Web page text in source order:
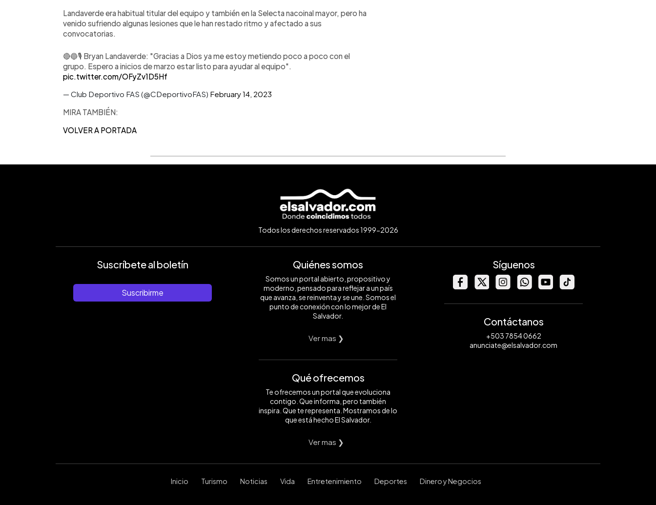
Landaverde era habitual titular del equipo y también en la Selecta nacoinal mayor, pero ha
venido sufriendo algunas lesiones que le han restado ritmo y afectado a sus
convocatorias.
🔴🔵🎙 Bryan Landaverde: "Gracias a Dios ya me estoy metiendo poco a poco con el
grupo. Espero a inicios de marzo estar listo para ayudar al equipo".
pic.twitter.com/OFyZv1D5Hf
— Club Deportivo FAS (@CDeportivoFAS) February 14, 2023
MIRA TAMBIÉN:
VOLVER A PORTADA
Todos los derechos reservados 1999-2026
Suscríbete al boletín
Suscribirme
Quiénes somos
Somos un portal abierto, propositivo y
moderno, pensado para reflejar a un país
que avanza, se reinventa y se une. Somos el
punto de conexión con lo mejor de El
Salvador.
Ver mas ❯
Qué ofrecemos
Te ofrecemos un portal que evoluciona
contigo. Que informa, pero también
inspira. Que te representa. Mostramos de lo
que está hecho El Salvador.
Ver mas ❯
Síguenos
Contáctanos
+503 7854 0662
anunciate@elsalvador.com
Inicio Turismo Noticias Vida Entretenimiento Deportes Dinero y Negocios